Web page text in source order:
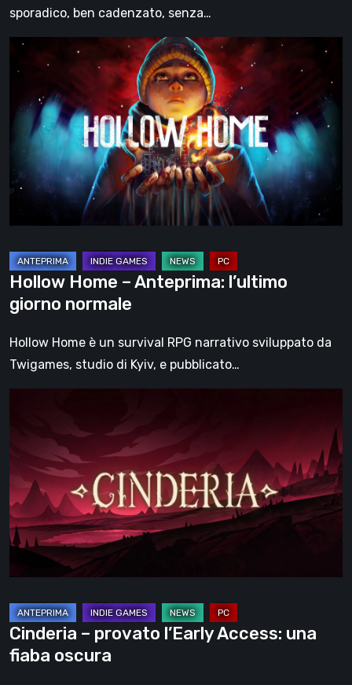
sporadico, ben cadenzato, senza…
Hollow
Home
Anteprima:
l’ultimo
giorno
normale
Hollow Home – Anteprima: l’ultimo
giorno normale
Hollow Home è un survival RPG narrativo sviluppato da
Twigames, studio di Kyiv, e pubblicato…
provato
l’Early
Access:
una
fiaba
oscura
Cinderia – provato l’Early Access: una
fiaba oscura